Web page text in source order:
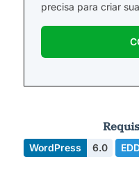
precisa para criar
WordPress 6.0